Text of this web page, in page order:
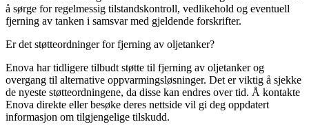
å sørge for regelmessig tilstandskontroll, vedlikehold og eventuell
fjerning av tanken i samsvar med gjeldende forskrifter.
Er det støtteordninger for fjerning av oljetanker?
Enova har tidligere tilbudt støtte til fjerning av oljetanker og
overgang til alternative oppvarmingsløsninger. Det er viktig å sjekke
de nyeste støtteordningene, da disse kan endres over tid. Å kontakte
Enova direkte eller besøke deres nettside vil gi deg oppdatert
informasjon om tilgjengelige tilskudd.